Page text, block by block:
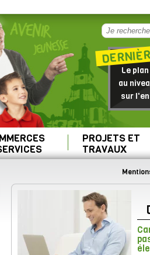
Le
au
sur
PROJETS ET
TRAVAUX